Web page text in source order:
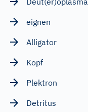
eignen
Alligator
Kopf
Plektron
Detritus